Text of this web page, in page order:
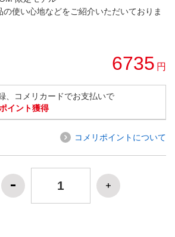
使い心地などをご紹介いただいておりま
6735 円
、コメリカードでお支払いで
イント獲得
コメリポイントについて